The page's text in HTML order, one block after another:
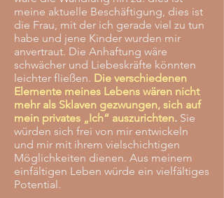
meine aktuelle Beschäftigung, dies ist
die Frau, mit der ich gerade viel zu tun
habe und jene Kinder wurden mir
anvertraut. Die Anhaftung wäre
schwächer und Liebeskräfte könnten
leichter fließen. Die verschiedenen
Elemente meines Lebens wären nicht
mehr als Sklaven gezwungen, sich auf
mein privates „Ich“ auszurichten. Sie
würden sich frei von mir entwickeln
und mir mit ihrem vielschichtigen
Möglichkeiten dienen. Aus meinem
einfältigen Leben würde ein vielfältiges
Potential.